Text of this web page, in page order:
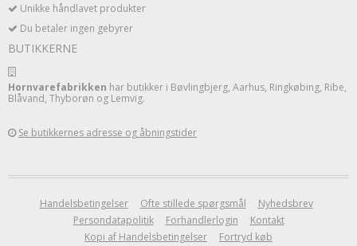
Unikke håndlavet produkter
Du betaler ingen gebyrer
BUTIKKERNE
Hornvarefabrikken har butikker i Bøvlingbjerg, Aarhus, Ringkøbing, Ribe,
Blåvand, Thyborøn og Lemvig.
Se butikkernes adresse og åbningstider
Handelsbetingelser Ofte stillede spørgsmål
Nyhedsbrev
Persondatapolitik
Forhandlerlogin
Kontakt
Kopi af Handelsbetingelser
Fortryd køb